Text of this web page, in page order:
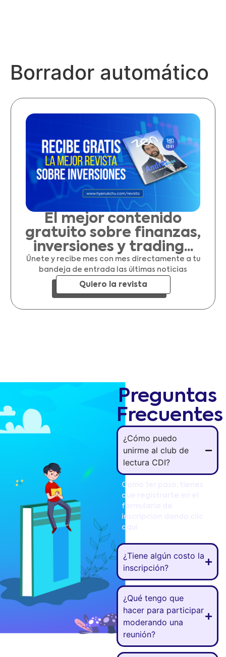
Borrador automático
El mejor contenido
gratuito sobre finanzas,
inversiones y trading...
Únete y recibe mes con mes directamente a tu
bandeja de entrada las últimas noticias
Quiero la revista
Preguntas
Frecuentes
¿Cómo puedo
unirme al club de
lectura CDI?
Como 1er paso, tienes
que registrarte en el
formulario de
inscripción dando clic
aquí
¿Tiene algún costo la
inscripción?
¿Qué tengo que
hacer para participar
moderando una
reunión?